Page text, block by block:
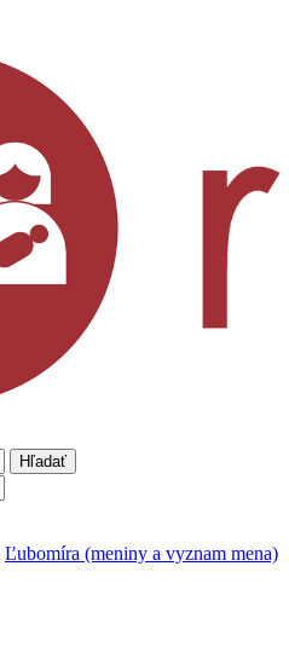
Ľubomíra (meniny a vyznam mena)